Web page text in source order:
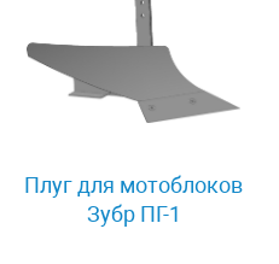
Плуг для мотоблоков
Зубр ПГ-1